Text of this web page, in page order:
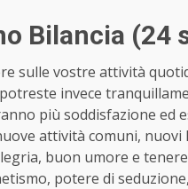
Bilancia
sulle vostre attività
invece
più soddisfazione ed
attività comuni,
buon umore e
potere di